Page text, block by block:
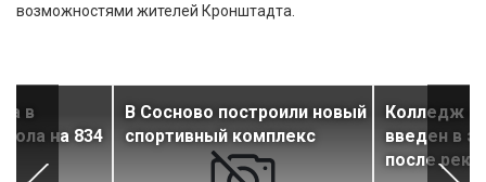
возможностями жителей Кронштадта.
в
на 834
В Сосново построили новый
спортивный комплекс
Колледж
введен в
после